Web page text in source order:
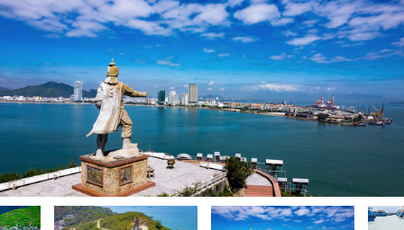
Quy
Nhơn
Tour
Phú